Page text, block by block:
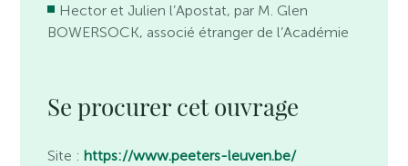
Hector et Julien l’Apostat, par M. Glen
BOWERSOCK, associé étranger de l’Académie
Se procurer cet ouvrage
Site :https://www.peeters-leuven.be/